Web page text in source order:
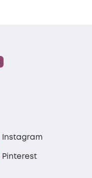
Instagram
Pinterest